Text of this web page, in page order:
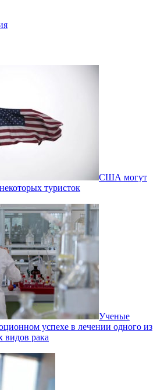
США могут
туристок
Ученые
успехе в лечении одного из
видов рака